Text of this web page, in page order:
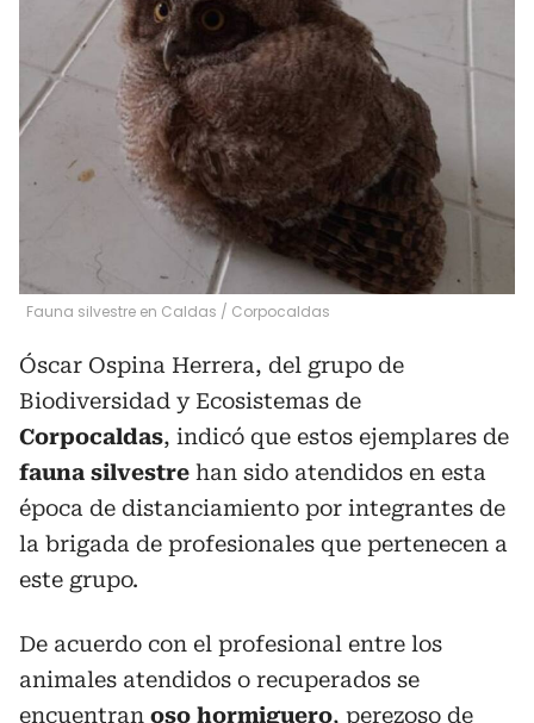
Fauna silvestre en Caldas / Corpocaldas
Óscar Ospina Herrera, del grupo de
Biodiversidad y Ecosistemas de
Corpocaldas, indicó que estos ejemplares de
fauna silvestre han sido atendidos en esta
época de distanciamiento por integrantes de
la brigada de profesionales que pertenecen a
este grupo.
De acuerdo con el profesional entre los
animales atendidos o recuperados se
encuentran oso hormiguero, perezoso de